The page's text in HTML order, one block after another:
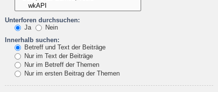
Unterforen durchsuchen:
Ja
Nein
Innerhalb suchen:
Betreff und Text der Beiträge
Nur im Text der Beiträge
Nur im Betreff der Themen
Nur im ersten Beitrag der Themen